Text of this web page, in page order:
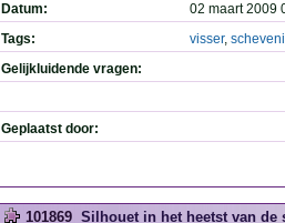
Datum:
02 maart 2009
Tags:
visser,
Gelijkluidende vragen:
Geplaatst door:
101869 Silhouet in het heetst van de